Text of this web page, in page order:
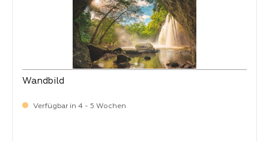
Wandbild
Verfügbar in 4 - 5 Wochen